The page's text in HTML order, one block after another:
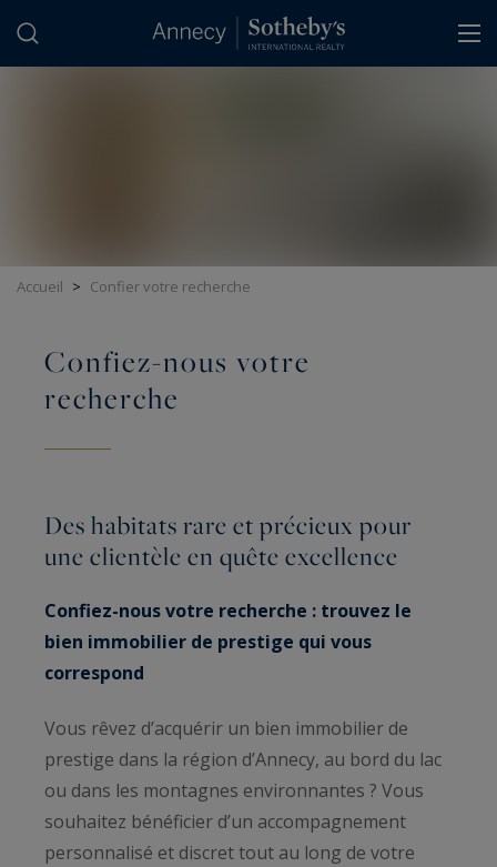
Accueil > Confier votre recherche
Confiez-nous votre
recherche
Des habitats rare et précieux pour
une clientèle en quête excellence
Confiez-nous votre recherche : trouvez le
bien immobilier de prestige qui vous
correspond
Vous rêvez d’acquérir un bien immobilier de
prestige dans la région d’Annecy, au bord du lac
ou dans les montagnes environnantes ? Vous
souhaitez bénéficier d’un accompagnement
personnalisé et discret tout au long de votre